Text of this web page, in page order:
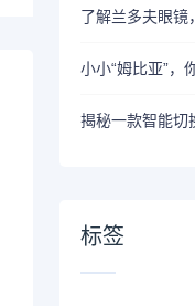
了解兰多夫眼镜
小小“姆比亚”，
标签